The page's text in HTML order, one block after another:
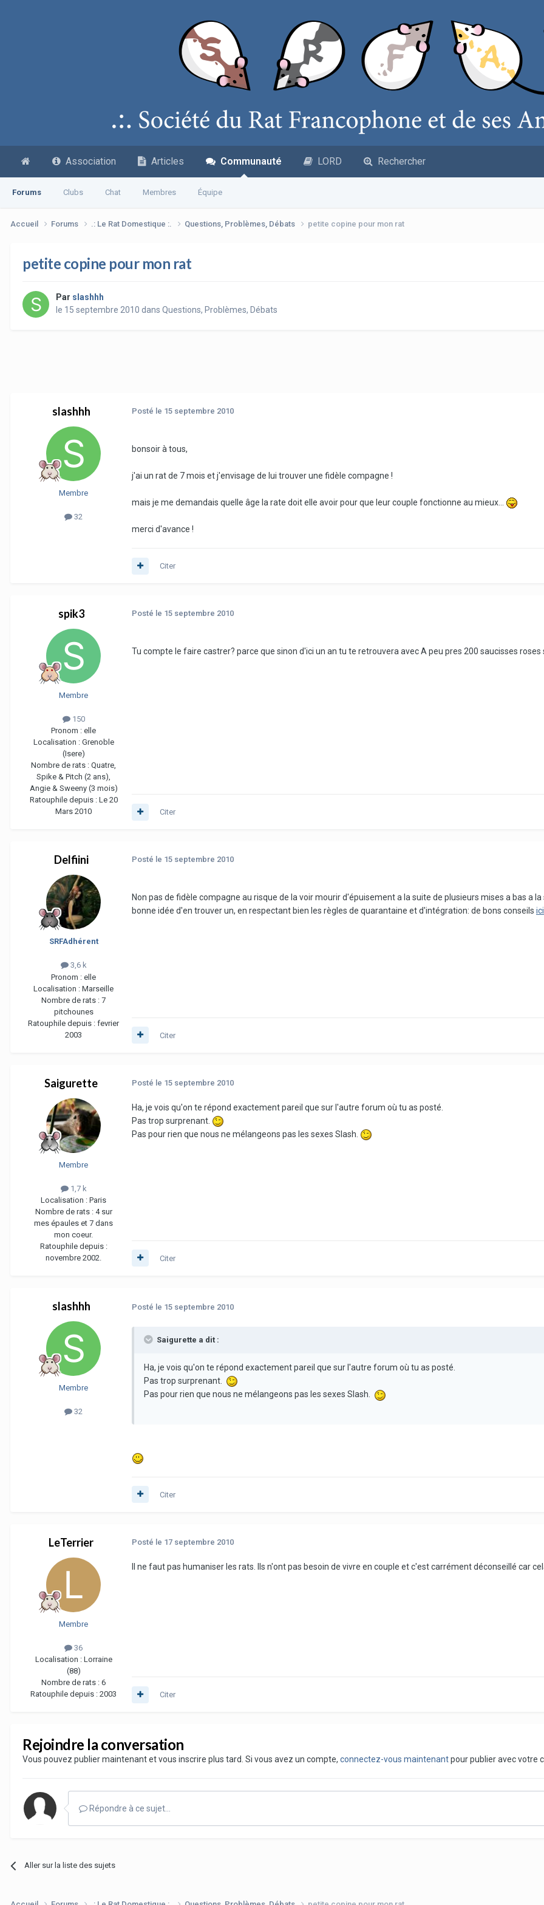
Association Articles Communauté
Forums Clubs Chat Membres Équipe
LORD Rechercher
Accueil Forums .: Le Rat Domestique :. Questions, Problèmes, Débats petite copine pour mon rat
petite copine pour mon rat
Par slashhh
le 15 septembre 2010 dans Questions, Problèmes, Débats
slashhh
Membre
32
Posté le 15 septembre 2010
bonsoir à tous,
j'ai un rat de 7 mois et j'envisage de lui trouver une fidèle compagne !
mais je me demandais quelle âge la rate doit elle avoir pour que leur couple fonctionne au mieux...
merci d'avance !
Citer
spik3
Membre
150
Pronom : elle
Localisation : Grenoble
(Isere)
Nombre de rats : Quatre,
Spike & Pitch (2 ans),
Angie & Sweeny (3 mois)
Ratouphile depuis : Le 20
Mars 2010
Posté le 15 septembre 2010
Tu compte le faire castrer? parce que sinon d'ici un an tu te retrouvera avec A peu pres 200 saucisses
Citer
Delfiini
SRFAdhérent
3,6 k
Pronom : elle
Localisation : Marseille
Nombre de rats : 7
pitchounes
Ratouphile depuis : fevrier
2003
Posté le 15 septembre 2010
Non pas de fidèle compagne au risque de la voir mourir d'épuisement a la suite de plusieurs mises a bas a
bonne idée d'en trouver un, en respectant bien les règles de quarantaine et d'intégration: de bons conseils ici
Citer
Saigurette
Membre
1,7 k
Localisation : Paris
Nombre de rats : 4 sur
mes épaules et 7 dans
mon coeur.
Ratouphile depuis :
novembre 2002.
Posté le 15 septembre 2010
Ha, je vois qu'on te répond exactement pareil que sur l'autre forum où tu as posté.
Pas trop surprenant.
Pas pour rien que nous ne mélangeons pas les sexes Slash.
Citer
slashhh
Membre
32
Posté le 15 septembre 2010
Saigurette a dit :
Ha, je vois qu'on te répond exactement pareil que sur l'autre forum où tu as posté.
Pas trop surprenant.
Pas pour rien que nous ne mélangeons pas les sexes Slash.
Citer
LeTerrier
Membre
36
Localisation : Lorraine
(88)
Nombre de rats : 6
Ratouphile depuis : 2003
Posté le 17 septembre 2010
Il ne faut pas humaniser les rats. Ils n'ont pas besoin de vivre en couple et c'est carrément déconseillé car
Citer
Rejoindre la conversation
Vous pouvez publier maintenant et vous inscrire plus tard. Si vous avez un compte, connectez-vous maintenantpour publier avec votre
Répondre à ce sujet…
Aller sur la liste des sujets